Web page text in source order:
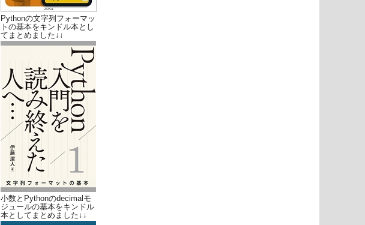
Pythonの文字列フォーマッ
トの基本をキンドル本とし
てまとめました↓↓
小数とPythonのdecimalモ
ジュールの基本をキンドル
本としてまとめました↓↓